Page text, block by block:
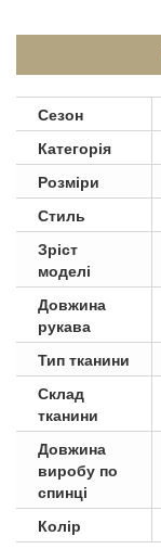
Сезон
Категорія
Розміри
Стиль
Зріст
моделі
Довжина
рукава
Тип тканини
Склад
тканини
Довжина
виробу по
спинці
Колір